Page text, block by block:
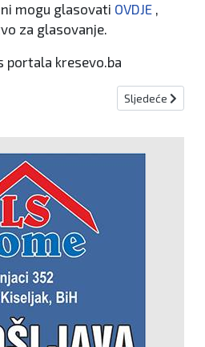
mogu glasovati OVDJE ,
za glasovanje.
portala kresevo.ba
je da poklanjamo pažnju jedni
Sljedeći
Sljedeće